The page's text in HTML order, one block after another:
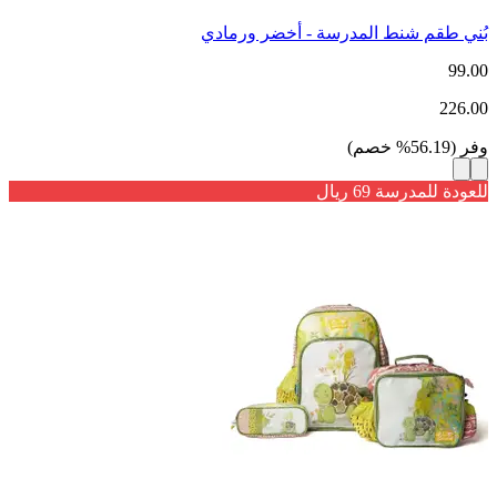
بُني طقم شنط المدرسة - أخضر ورمادي
99.00
226.00
وفر (
56.19
% خصم)
للعودة للمدرسة 69 ريال